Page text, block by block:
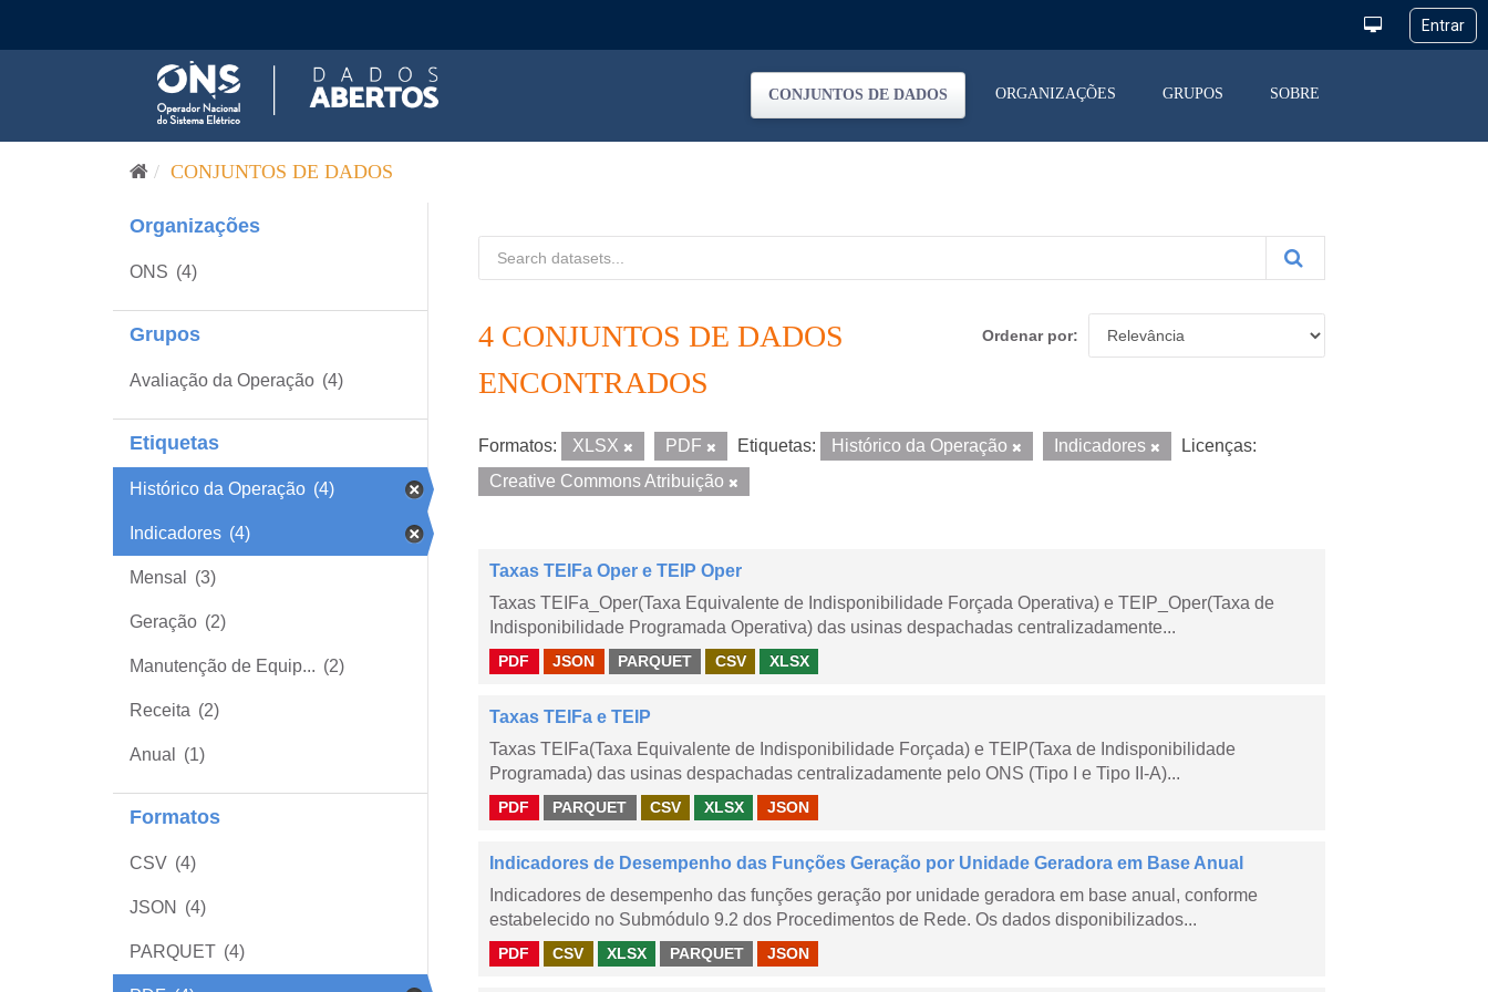
CONJUNTOS DE DADOS ORGANIZAÇÕES GRUPOS SOBRE
CONJUNTOS DE DADOS
Organizações
ONS (4)
Grupos
Avaliação da Operação (4)
Etiquetas
Histórico da Operação (4)
Indicadores (4)
Mensal (3)
Geração (2)
Manutenção de Equip... (2)
Receita (2)
Anual (1)
Formatos
CSV (4)
JSON (4)
PARQUET (4)
Ordenar por
4 CONJUNTOS DE DADOS
ENCONTRADOS
Formatos: XLSX PDF Etiquetas: Histórico da Operação Indicadores
Licenças:
Creative Commons Atribuição
Taxas TEIFa Oper e TEIP Oper
Taxas TEIFa_Oper(Taxa Equivalente de Indisponibilidade Forçada Operativa) e TEIP_Oper(Taxa de
Indisponibilidade Programada Operativa) das usinas despachadas centralizadamente...
PDF JSON PARQUET CSV XLSX
Taxas TEIFa e TEIP
Taxas TEIFa(Taxa Equivalente de Indisponibilidade Forçada) e TEIP(Taxa de Indisponibilidade
Programada) das usinas despachadas centralizadamente pelo ONS (Tipo I e Tipo II-A)...
PDF PARQUET CSV XLSX JSON
Indicadores de Desempenho das Funções Geração por Unidade Geradora em Base Anual
Indicadores de desempenho das funções geração por unidade geradora em base anual, conforme
estabelecido no Submódulo 9.2 dos Procedimentos de Rede. Os dados disponibilizados...
PDF CSV XLSX PARQUET JSON